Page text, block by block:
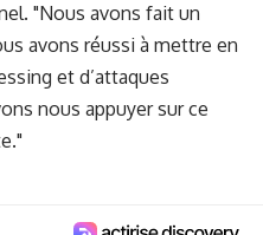
"Nous avons fait un
avons réussi à mettre en
et d’attaques
nous appuyer sur ce